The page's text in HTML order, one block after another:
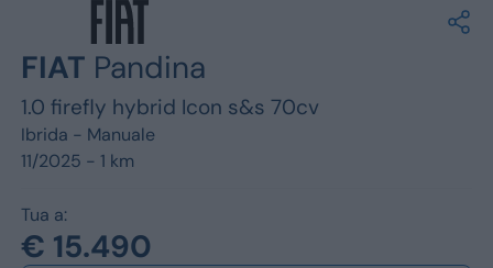
Ford
FIAT Pandina
1.0 firefly hybrid Icon s&s 70cv
Ibrida - Manuale
11/2025 - 1 km
Tua a:
€ 15.490